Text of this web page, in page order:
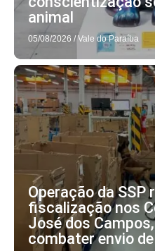
animal
05/08/2026 / Vale do Paraíba
Operação da SSP
fiscalização nos
José dos
combater envio